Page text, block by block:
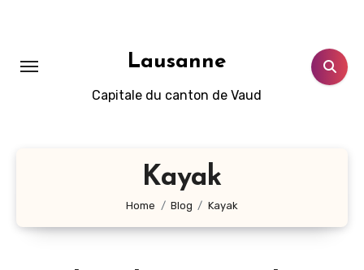
Lausanne
Capitale du canton de Vaud
Kayak
Home Blog Kayak